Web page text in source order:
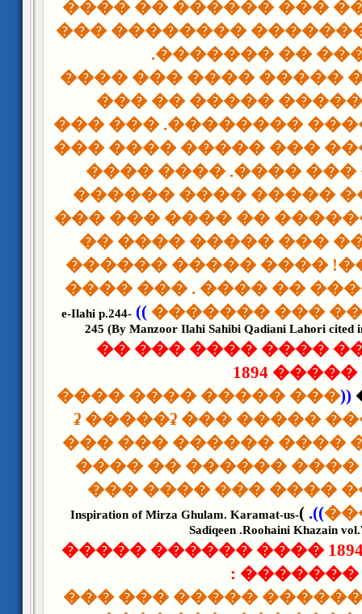
�� �� . ���� �� ���
�� ������ ��������
�� ����� ��
��� ����� �� �����
��� �� �������
������� ������
����� ������� ���
������ �� ���
����� ����� �����
����� ...... �� ������
������ ���� ���
�����. �� ���! ����
�� ��� ������� ��
�������. ����
))
e-Ilahi p.244-
245 (By Manzoor Ilahi Sahibi Qadiani Lahori cited
����� ���� ����
����� 1894
((
��� ����� ���� ����
������ʡ �����ʡ ��� �����
��� ��� ������ ����
������ ���� ���� ����ʡ �� ����
��� ������ ����
)).
(
Inspiration of Mirza Ghulam. Karamat-us-
Sadiqeen .Roohaini Khazain
��� ������ 1894 ���� ������ �����
������� :
�� ������ ������